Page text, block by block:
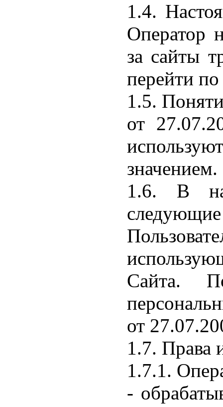
1.4.
Оператор
за сайты
перейти
1.5.
от
значением.
1.6. В
Сайта.
от
1.7. Права
1.7.1.
-